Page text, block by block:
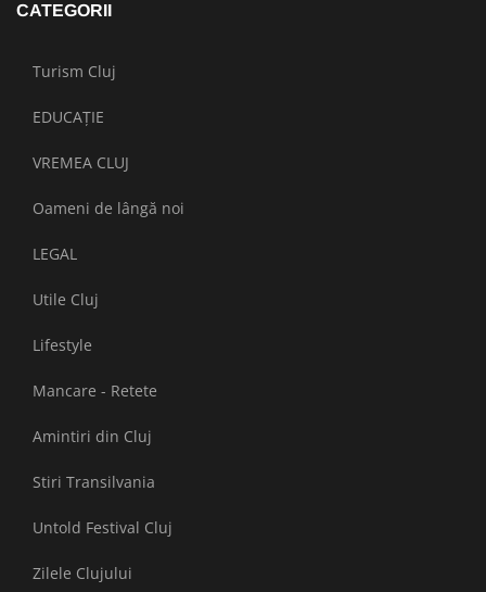
CATEGORII
Turism Cluj
EDUCAȚIE
VREMEA CLUJ
Oameni de lângă noi
LEGAL
Utile Cluj
Lifestyle
Mancare - Retete
Amintiri din Cluj
Stiri Transilvania
Untold Festival Cluj
Zilele Clujului